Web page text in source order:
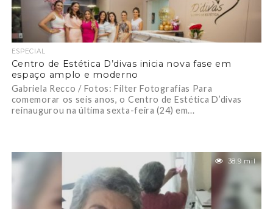
ESPECIAL
Centro de Estética D’divas inicia nova fase em
espaço amplo e moderno
Gabriela Recco / Fotos: Filter Fotografias Para
comemorar os seis anos, o Centro de Estética D’divas
reinaugurou na última sexta-feira (24) em...
38.9 mil